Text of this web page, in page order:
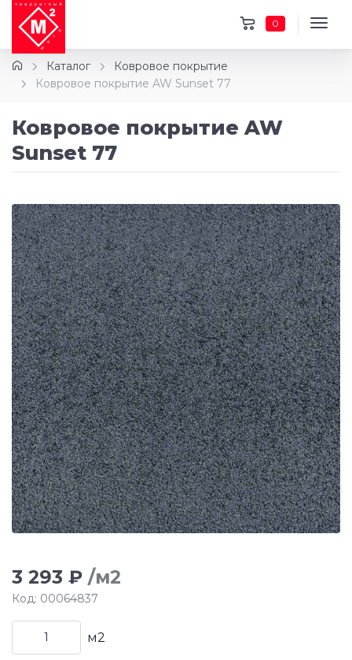
0
Каталог
Ковровое покрытие
Ковровое покрытие AW Sunset 77
Ковровое покрытие AW
Sunset 77
3 293 ₽ /м2
Код: 00064837
м2